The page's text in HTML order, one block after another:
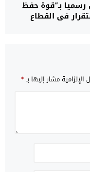
رسميا بـ”قوة حفظ
في القطاع
الإلزامية مشار إليها بـ*